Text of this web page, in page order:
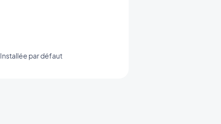
Installée par défaut